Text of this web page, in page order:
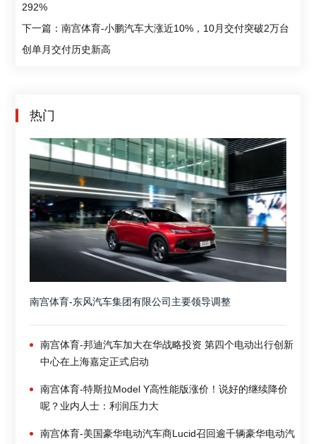
292%
下一篇：南宫体育-小鹏汽车大涨近10%，10月交付突破2万台
创单月交付历史新高
热门
南宫体育-东风汽车集团有限公司主要领导调整
南宫体育-邦迪汽车加大在华战略投资 第四个电动出行创新
中心在上海嘉定正式启动
南宫体育-特斯拉Model Y高性能版涨价！说好的继续降价
呢？业内人士：利润压力大
南宫体育-美国豪华电动汽车商Lucid召回逾千辆豪华电动汽